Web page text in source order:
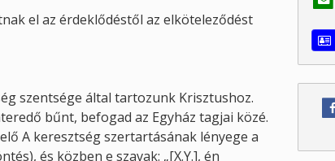
el az érdeklődéstől az elköteleződést
szentsége által tartozunk Krisztushoz.
bűnt, befogad az Egyház tagjai közé.
A keresztség szertartásának lényege a
és közben e szavak: „[X.Y.], én